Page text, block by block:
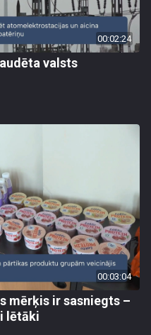
00:02:24
valsts
00:03:04
mērķis ir sasniegts –
lētāki